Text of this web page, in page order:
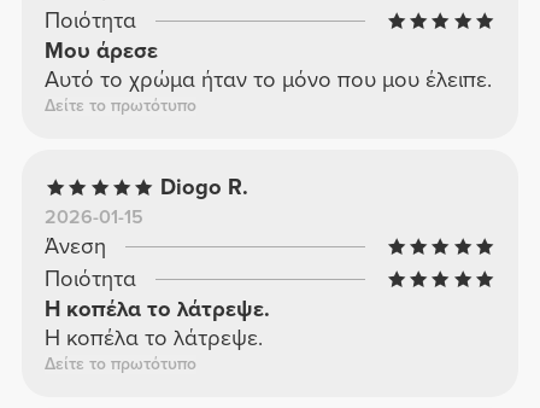
Ποιότητα
Μου άρεσε
Αυτό το χρώμα ήταν το μόνο που μου έλειπε.
Δείτε το πρωτότυπο
Diogo R.
2026-01-15
Άνεση
Ποιότητα
Η κοπέλα το λάτρεψε.
Η κοπέλα το λάτρεψε.
Δείτε το πρωτότυπο